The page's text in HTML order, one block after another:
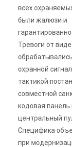
всех
были жалюзи и
Тревоги от
охранной
тактикой
совместной
кодовая
центральный
Специфика
при